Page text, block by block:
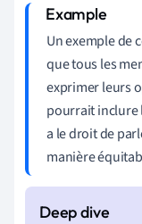
Un exemple de
que tous les
exprimer leurs
pourrait inclure
a le droit de
manière